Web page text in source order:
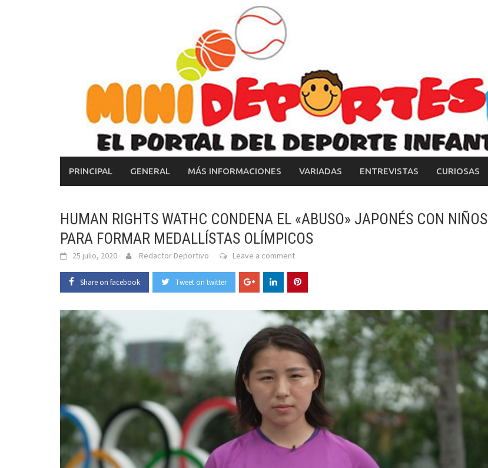
PRINCIPAL GENERAL MÁS INFORMACIONES VARIADAS ENTREVISTAS CURIOSAS
HUMAN RIGHTS WATHC CONDENA EL «ABUSO» JAPONÉS CON NIÑOS
PARA FORMAR MEDALLÍSTAS OLÍMPICOS
25 julio, 2020 Redactor Deportivo Leave a comment
Share on facebook Tweet on twitter